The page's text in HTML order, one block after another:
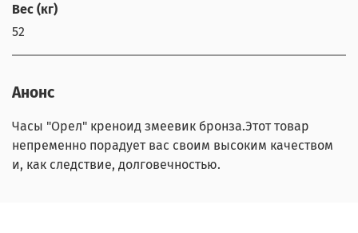
Вес (кг)
52
Анонс
Часы "Орел" креноид змеевик бронза.Этот товар
непременно порадует вас своим высоким качеством
и, как следствие, долговечностью.